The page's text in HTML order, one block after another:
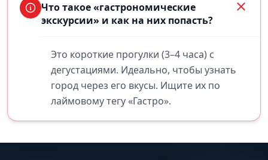
Что такое «гастрономические
экскурсии» и как на них попасть?
Это короткие прогулки (3–4 часа) с
дегустациями. Идеально, чтобы узнать
город через его вкусы. Ищите их по
лаймовому тегу «Гастро».